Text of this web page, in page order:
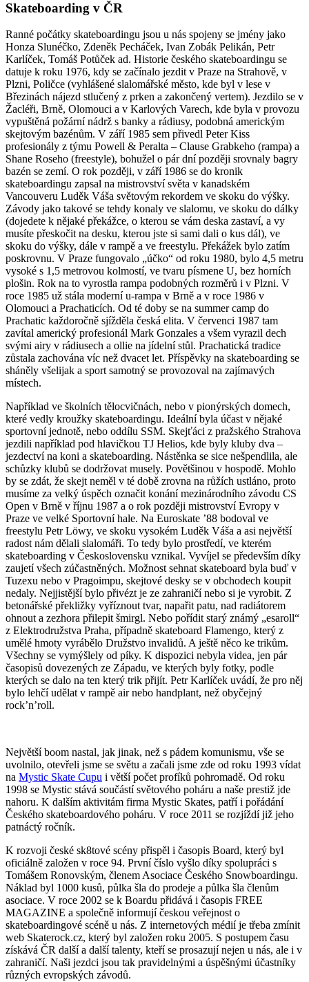
Skateboarding v ČR
Ranné počátky skateboardingu jsou u nás spojeny se jmény jako
Honza Slunéčko, Zdeněk Pecháček, Ivan Zobák Pelikán, Petr
Karlíček, Tomáš Potůček ad. Historie českého skateboardingu se
datuje k roku 1976, kdy se začínalo jezdit v Praze na Strahově, v
Plzni, Poličce (vyhlášené slalomářské město, kde byl v lese v
Březinách nájezd stlučený z prken a zakončený vertem). Jezdilo se v
Žacléři, Brně, Olomouci a v Karlových Varech, kde byla v provozu
vypuštěná požární nádrž s banky a rádiusy, podobná americkým
skejtovým bazénům. V září 1985 sem přivedl Peter Kiss
profesionály z týmu Powell & Peralta – Clause Grabkeho (rampa) a
Shane Roseho (freestyle), bohužel o pár dní později srovnaly bagry
bazén se zemí. O rok později, v září 1986 se do kronik
skateboardingu zapsal na mistrovství světa v kanadském
Vancouveru Luděk Váša světovým rekordem ve skoku do výšky.
Závody jako takové se tehdy konaly ve slalomu, ve skoku do dálky
(dojedete k nějaké překážce, o kterou se vám deska zastaví, a vy
musíte přeskočit na desku, kterou jste si sami dali o kus dál), ve
skoku do výšky, dále v rampě a ve freestylu. Překážek bylo zatím
poskrovnu. V Praze fungovalo „účko“ od roku 1980, bylo 4,5 metru
vysoké s 1,5 metrovou kolmostí, ve tvaru písmene U, bez horních
plošin. Rok na to vyrostla rampa podobných rozměrů i v Plzni. V
roce 1985 už stála moderní u-rampa v Brně a v roce 1986 v
Olomouci a Prachaticích. Od té doby se na summer camp do
Prachatic každoročně sjížděla česká elita. V červenci 1987 tam
zavítal americký profesionál Mark Gonzales a všem vyrazil dech
svými airy v rádiusech a ollie na jídelní stůl. Prachatická tradice
zůstala zachována víc než dvacet let. Příspěvky na skateboarding se
sháněly všelijak a sport samotný se provozoval na zajímavých
místech.
Například ve školních tělocvičnách, nebo v pionýrských domech,
které vedly kroužky skateboardingu. Ideální byla účast v nějaké
sportovní jednotě, nebo oddílu SSM. Skejťáci z pražského Strahova
jezdili například pod hlavičkou TJ Helios, kde byly kluby dva –
jezdectví na koni a skateboarding. Nástěnka se sice nešpendlila, ale
schůzky klubů se dodržovat musely. Povětšinou v hospodě. Mohlo
by se zdát, že skejt neměl v té době zrovna na růžích ustláno, proto
musíme za velký úspěch označit konání mezinárodního závodu CS
Open v Brně v říjnu 1987 a o rok později mistrovství Evropy v
Praze ve velké Sportovní hale. Na Euroskate ’88 bodoval ve
freestylu Petr Löwy, ve skoku vysokém Luděk Váša a asi největší
radost nám dělali slalomáři. To tedy bylo prostředí, ve kterém
skateboarding v Československu vznikal. Vyvíjel se především díky
zaujetí všech zúčastněných. Možnost sehnat skateboard byla buď v
Tuzexu nebo v Pragoimpu, skejtové desky se v obchodech koupit
nedaly. Nejjistější bylo přivézt je ze zahraničí nebo si je vyrobit. Z
betonářské překližky vyříznout tvar, napařit patu, nad radiátorem
ohnout a zezhora přilepit šmirgl. Nebo pořídit starý známý „esaroll“
z Elektrodružstva Praha, případně skateboard Flamengo, který z
umělé hmoty vyrábělo Družstvo invalidů. A ještě něco ke trikům.
Všechny se vymýšlely od píky. K dispozici nebyla videa, jen pár
časopisů dovezených ze Západu, ve kterých byly fotky, podle
kterých se dalo na ten který trik přijít. Petr Karlíček uvádí, že pro něj
bylo lehčí udělat v rampě air nebo handplant, než obyčejný
rock’n’roll.
Největší boom nastal, jak jinak, než s pádem komunismu, vše se
uvolnilo, otevřeli jsme se světu a začali jsme zde od roku 1993 vídat
na Mystic Skate Cupu i větší počet profíků pohromadě. Od roku
1998 se Mystic stává součástí světového poháru a naše prestiž jde
nahoru. K dalším aktivitám firma Mystic Skates, patří i pořádání
Českého skateboardového poháru. V roce 2011 se rozjíždí již jeho
patnáctý ročník.
K rozvoji české sk8tové scény přispěl i časopis Board, který byl
oficiálně založen v roce 94. První číslo vyšlo díky spolupráci s
Tomášem Ronovským, členem Asociace Českého Snowboardingu.
Náklad byl 1000 kusů, půlka šla do prodeje a půlka šla členům
asociace. V roce 2002 se k Boardu přidává i časopis FREE
MAGAZINE a společně informují českou veřejnost o
skateboardingové scéně u nás. Z internetových médií je třeba zmínit
web Skaterock.cz, který byl založen roku 2005. S postupem času
získává ČR další a další talenty, kteří se prosazují nejen u nás, ale i v
zahraničí. Naši jezdci jsou tak pravidelnými a úspěšnými účastníky
různých evropských závodů.